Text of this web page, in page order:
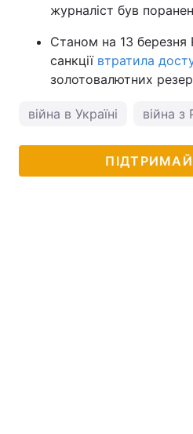
журналіст був
Станом на 13 березня
санкції втратила
золотовалютних
війна в Україні війна з